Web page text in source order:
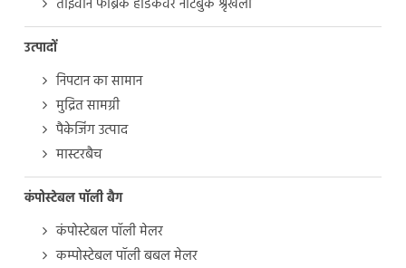
ताइवान फैब्रिक हार्डकवर नोटबुक श्रृंखला
उत्पादों
निपटान का सामान
मुद्रित सामग्री
पैकेजिंग उत्पाद
मास्टरबैच
कंपोस्टेबल पॉली बैग
कंपोस्टेबल पॉली मेलर
कम्पोस्टेबल पॉली बबल मेलर